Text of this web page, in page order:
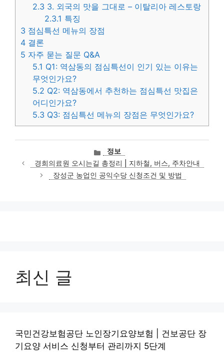
2.3 3. 외국의 맛을 그대로 – 이탈리아 레스토랑
2.3.1 특징
3 점심특선 메뉴의 장점
4 결론
5 자주 묻는 질문 Q&A
5.1 Q1: 역삼동의 점심특선이 인기 있는 이유는
무엇인가요?
5.2 Q2: 역삼동에서 추천하는 점심특선 맛집은
어디인가요?
5.3 Q3: 점심특선 메뉴의 장점은 무엇인가요?
카
테
고
리
정보
경희의료원 오시는길 총정리 | 지하철, 버스, 주차안내
장성군 농업인 공익수당 신청조건 및 방법
최신 글
국민건강보험공단 노인장기요양보험 | 건보공단 장
기요양 서비스 신청부터 관리까지 5단계